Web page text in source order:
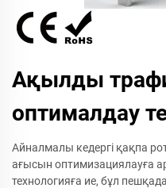
Ақылды
оптималдау
Айналмалы кедергі қақпа
ағысын оптимизациялауға
технологияға ие, бұл